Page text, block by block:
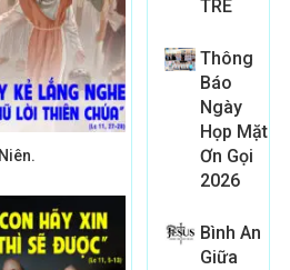
TRE
Thông
Báo
Ngày
Họp Mặt
Ơn Gọi
2026
Bình An
Giữa